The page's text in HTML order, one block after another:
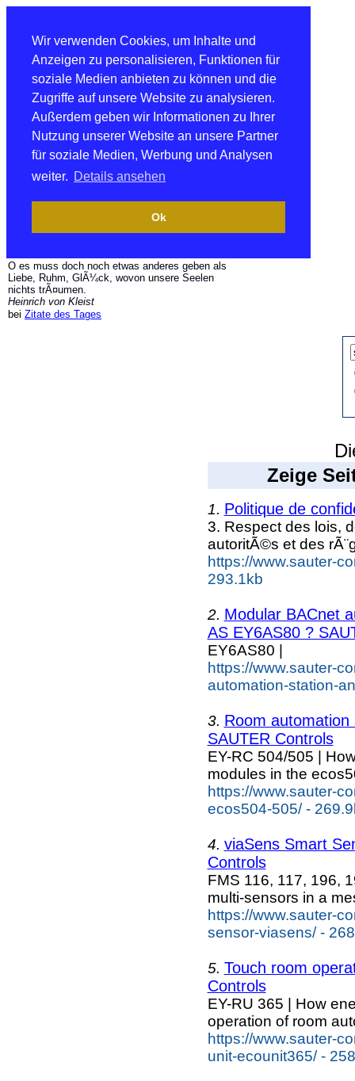
Wir verwenden Cookies, um Inhalte und
Anzeigen zu personalisieren, Funktionen für
soziale Medien anbieten zu können und die
Zugriffe auf unsere Website zu analysieren.
Außerdem geben wir Informationen zu Ihrer
Nutzung unserer Website an unsere Partner
für soziale Medien, Werbung und Analysen
weiter. Details ansehen
Ok
O es muss doch noch etwas anderes geben als
Liebe, Ruhm, GlÃ¼ck, wovon unsere Seelen
nichts trÃ¤umen.
Heinrich von Kleist
bei Zitate des Tages
Zeige
1. Politique de
3. Respect des lois,
autoritÃ©s et des
https://www.sauter-
293.1kb
2. Modular BACnet
AS EY6AS80 ?
EY6AS80 |
https://www.sauter-
automation-station-
3. Room
SAUTER Controls
EY-RC 504/505 |
modules in the
https://www.sauter-
ecos504-505/ -
4. viaSens Smart
Controls
FMS 116, 117, 196,
multi-sensors in a
https://www.sauter-
sensor-viasens/ -
5. Touch room
Controls
EY-RU 365 | How
operation of room
https://www.sauter-
unit-ecounit365/ -